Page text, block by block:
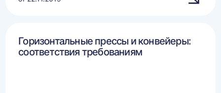
Горизонтальные прессы и конвейеры:
соответствия требованиям